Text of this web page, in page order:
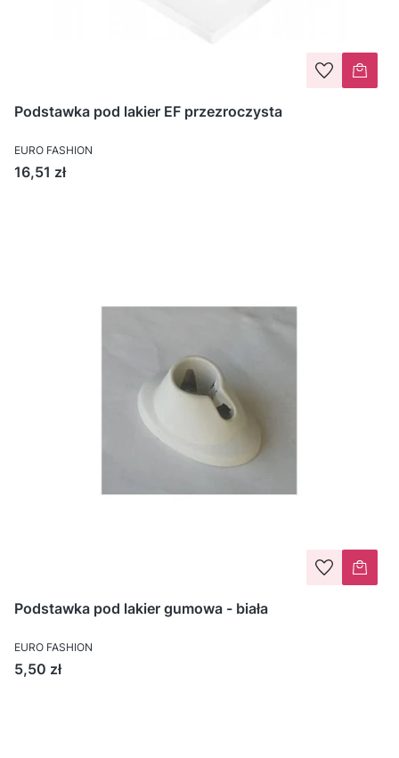
Podstawka pod lakier EF przezroczysta
EURO FASHION
Cena
16,51 zł
Podstawka pod lakier gumowa - biała
EURO FASHION
Cena
5,50 zł